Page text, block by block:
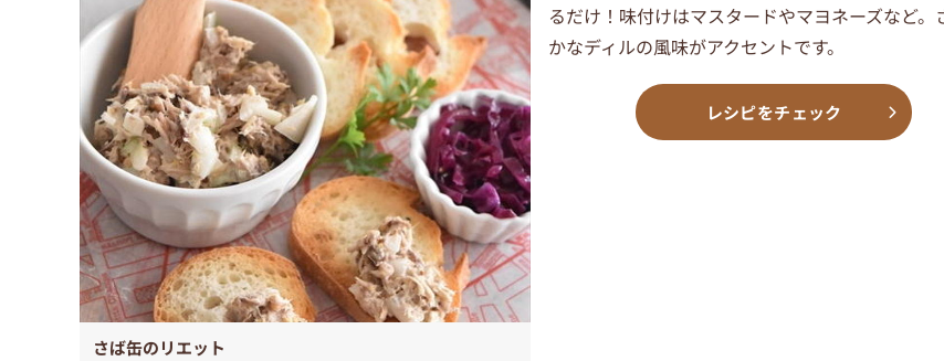
さば缶のリエット
るだけ！味付けはマスタードやマヨネーズなど。
かなディルの風味がアクセントです。
レシピをチェック